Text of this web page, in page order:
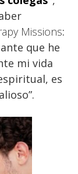
Missions:
que he
mi vida
es